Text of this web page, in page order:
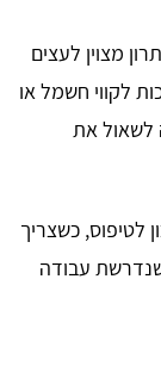
מצוין לעצים
לקווי חשמל או
לשאול את
לטיפוס, כשצריך
עבודה